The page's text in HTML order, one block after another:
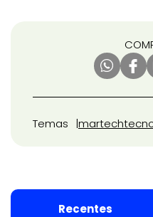
Temas martech
Recentes